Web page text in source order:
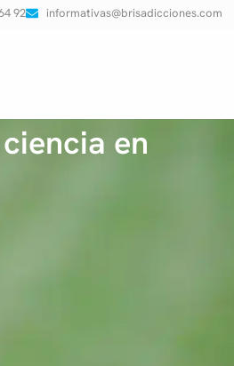
92 informativas@brisadicciones.com
en